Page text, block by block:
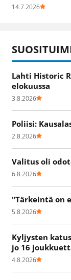
14.7.2026
Lahti Historic
elokuussa
3.8.2026
Poliisi:
2.8.2026
Valitus oli
6.8.2026
"Tärkeintä on
5.8.2026
Kyljysten
jo 16
4.8.2026